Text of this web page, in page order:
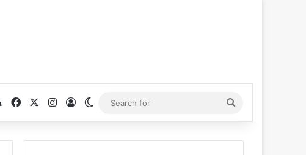
RSSFacebookInstagram
Log InSwitch skin
for